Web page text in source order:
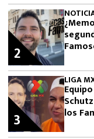
2
LIGA
los
3